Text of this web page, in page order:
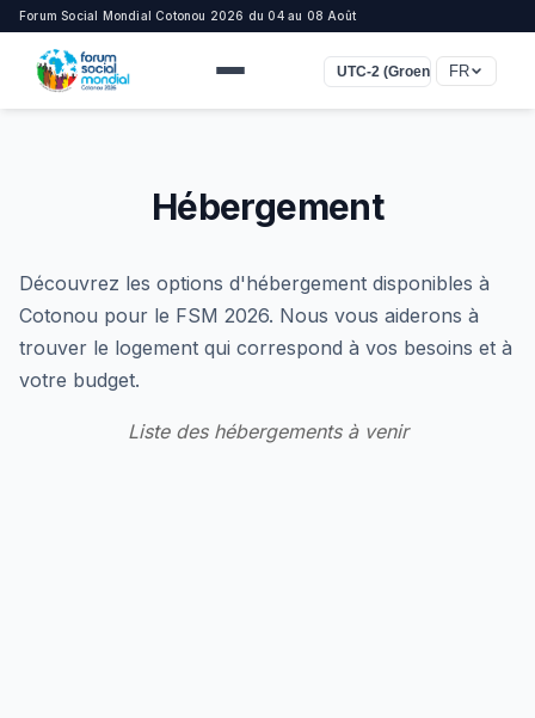
Forum Social Mondial Cotonou 2026 du 04 au 08 Août
UTC-2 (Groenland)
FR
Hébergement
Découvrez les options d'hébergement disponibles à
Cotonou pour le FSM 2026. Nous vous aiderons à
trouver le logement qui correspond à vos besoins et à
votre budget.
Liste des hébergements à venir